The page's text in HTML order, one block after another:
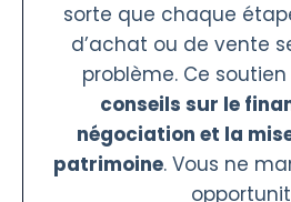
sorte que chaque
d’achat ou de vente
problème. Ce
conseils sur le
négociation et la
patrimoine. Vous ne